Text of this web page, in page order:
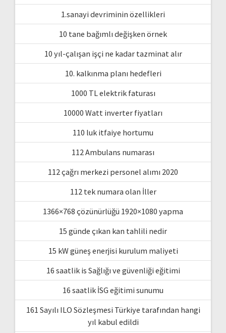
1.sanayi devriminin özellikleri
10 tane bağımlı değişken örnek
10 yıl-çalışan işçi ne kadar tazminat alır
10. kalkınma planı hedefleri
1000 TL elektrik faturası
10000 Watt inverter fiyatları
110 luk itfaiye hortumu
112 Ambulans numarası
112 çağrı merkezi personel alımı 2020
112 tek numara olan İller
1366×768 çözünürlüğü 1920×1080 yapma
15 günde çıkan kan tahlili nedir
15 kW güneş enerjisi kurulum maliyeti
16 saatlik is Sağlığı ve güvenliği eğitimi
16 saatlik İSG eğitimi sunumu
161 Sayılı ILO Sözleşmesi Türkiye tarafından hangi
yıl kabul edildi